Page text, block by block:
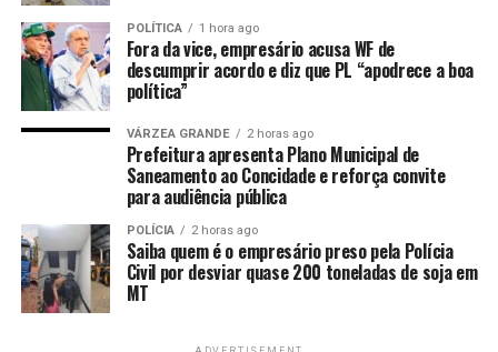
Atendimento presencial – Sine Centro (das 9h às 16h):
Telefone: (65) 3321-0572.
Além de intermediar vagas de emprego, o Sine
Municipal realiza o atendimento para a solicitação do
seguro-desemprego. Para acessar o benefício, o
trabalhador deve apresentar os documentos fornecidos
pela empresa no momento da rescisão contratual. A
solicitação é registrada diretamente no sistema do
Governo Federal.
Para maior comodidade, os cidadãos também podem
POLÍTICA 1 hora ago
Fora da vice, empresário acusa WF de
descumprir acordo e diz que PL “apodrece a boa
política”
VÁRZEA GRANDE 2 horas ago
Prefeitura apresenta Plano Municipal de
Saneamento ao Concidade e reforça convite
para audiência pública
POLÍCIA 2 horas ago
Saiba quem é o empresário preso pela Polícia
Civil por desviar quase 200 toneladas de soja em
MT